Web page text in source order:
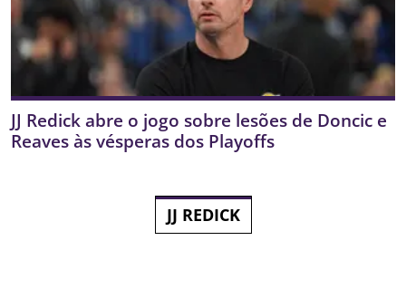
JJ Redick abre o jogo sobre lesões de Doncic e
Reaves às vésperas dos Playoffs
JJ REDICK